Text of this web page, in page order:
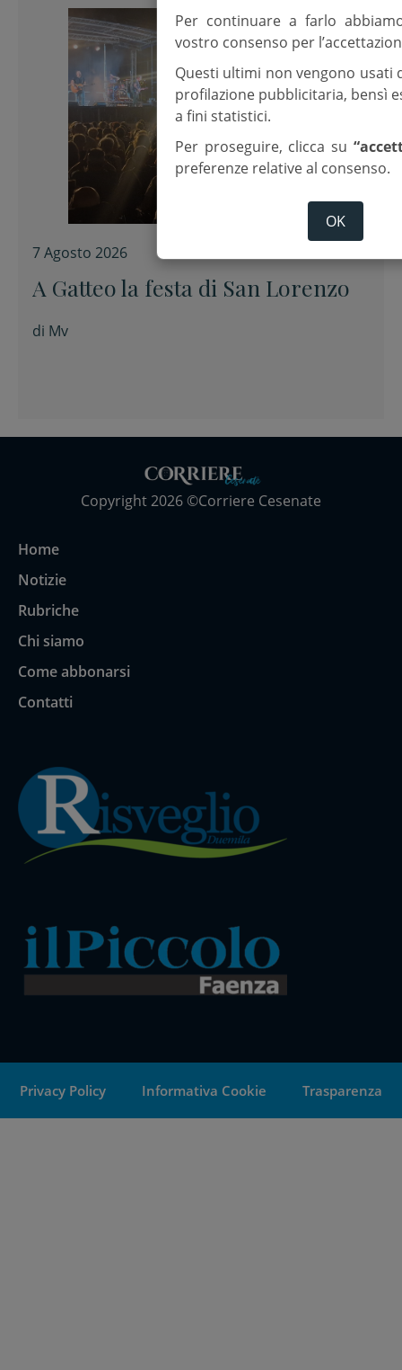
7 Agosto 2026
A Gatteo la festa di San Lorenzo
di Mv
Copyright 2026 ©Corriere Cesenate
Home
Notizie
Rubriche
Chi siamo
Come abbonarsi
Contatti
Privacy Policy Informativa Cookie Trasparenza
Per continuare a farlo
vostro consenso per
Questi ultimi non vengono usati
profilazione pubblicitaria, bensì
a fini statistici.
Per proseguire, clicca su
preferenze relative al consenso.
OK